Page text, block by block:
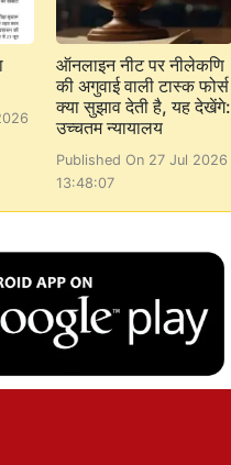
ऑनलाइन नीट पर नीलेकणि
की अगुवाई वाली टास्क फोर्स
क्या सुझाव देती है, यह देखेंगे:
उच्चतम न्यायालय
Published On 27 Jul 2026
13:48:07